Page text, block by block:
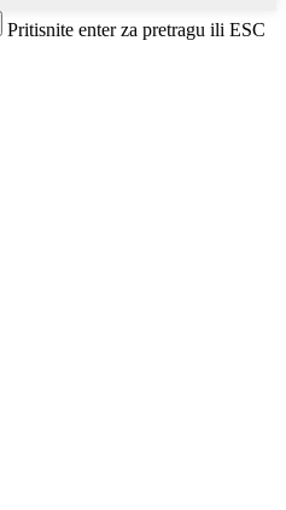
Pritisnite enter za pretragu ili ESC